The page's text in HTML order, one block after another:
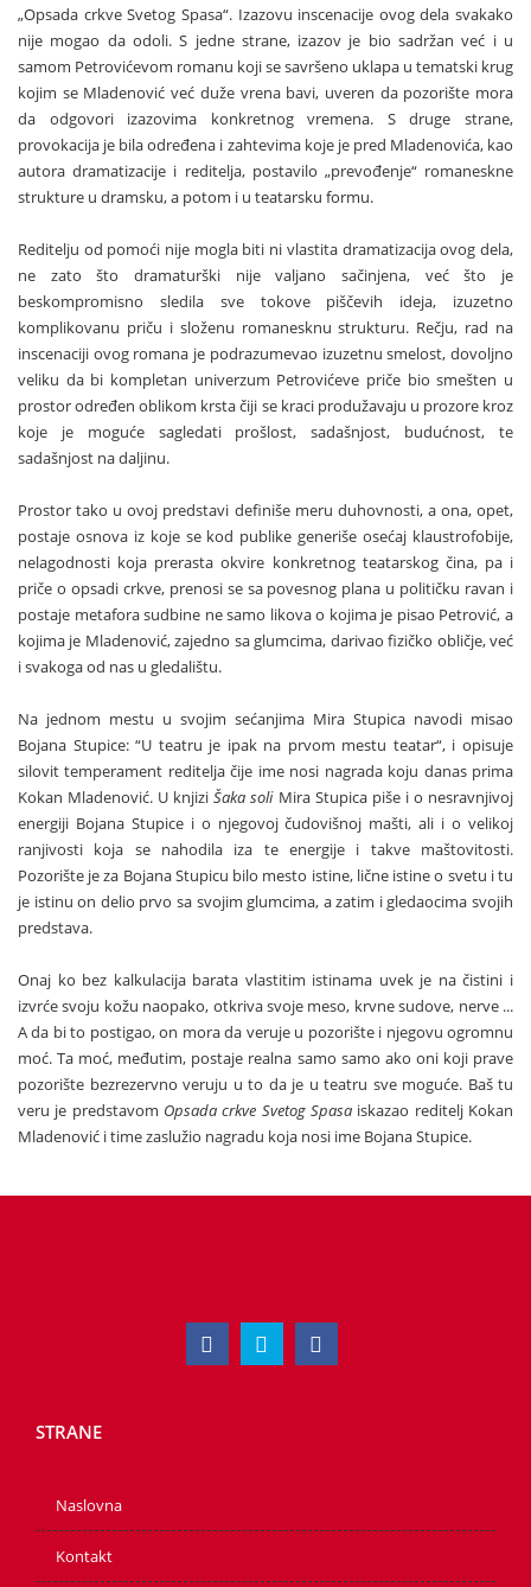
„Opsada crkve Svetog Spasa“. Izazovu inscenacije ovog dela svakako
nije mogao da odoli. S jedne strane, izazov je bio sadržan već i u
samom Petrovićevom romanu koji se savršeno uklapa u tematski krug
kojim se Mladenović već duže vrena bavi, uveren da pozorište mora
da odgovori izazovima konkretnog vremena. S druge strane,
provokacija je bila određena i zahtevima koje je pred Mladenovića, kao
autora dramatizacije i reditelja, postavilo „prevođenje“ romaneskne
strukture u dramsku, a potom i u teatarsku formu.
Reditelju od pomoći nije mogla biti ni vlastita dramatizacija ovog dela,
ne zato što dramaturški nije valjano sačinjena, već što je
beskompromisno sledila sve tokove piščevih ideja, izuzetno
komplikovanu priču i složenu romanesknu strukturu. Rečju, rad na
inscenaciji ovog romana je podrazumevao izuzetnu smelost, dovoljno
veliku da bi kompletan univerzum Petrovićeve priče bio smešten u
prostor određen oblikom krsta čiji se kraci produžavaju u prozore kroz
koje je moguće sagledati prošlost, sadašnjost, budućnost, te
sadašnjost na daljinu.
Prostor tako u ovoj predstavi definiše meru duhovnosti, a ona, opet,
postaje osnova iz koje se kod publike generiše osećaj klaustrofobije,
nelagodnosti koja prerasta okvire konkretnog teatarskog čina, pa i
priče o opsadi crkve, prenosi se sa povesnog plana u političku ravan i
postaje metafora sudbine ne samo likova o kojima je pisao Petrović, a
kojima je Mladenović, zajedno sa glumcima, darivao fizičko obličje, već
i svakoga od nas u gledalištu.
Na jednom mestu u svojim sećanjima Mira Stupica navodi misao
Bojana Stupice: “U teatru je ipak na prvom mestu teatar“, i opisuje
silovit temperament reditelja čije ime nosi nagrada koju danas prima
Kokan Mladenović. U knjiziŠaka soliMira Stupica piše i o nesravnjivoj
energiji Bojana Stupice i o njegovoj čudovišnoj mašti, ali i o velikoj
ranjivosti koja se nahodila iza te energije i takve maštovitosti.
Pozorište je za Bojana Stupicu bilo mesto istine, lične istine o svetu i tu
je istinu on delio prvo sa svojim glumcima, a zatim i gledaocima svojih
predstava.
Onaj ko bez kalkulacija barata vlastitim istinama uvek je na čistini i
izvrće svoju kožu naopako, otkriva svoje meso, krvne sudove, nerve ...
A da bi to postigao, on mora da veruje u pozorište i njegovu ogromnu
moć. Ta moć, međutim, postaje realna samo samo ako oni koji prave
pozorište bezrezervno veruju u to da je u teatru sve moguće. Baš tu
veru je predstavom Opsada crkve Svetog Spasa iskazao reditelj Kokan
Mladenović i time zaslužio nagradu koja nosi ime Bojana Stupice.
STRANE
Naslovna
Kontakt